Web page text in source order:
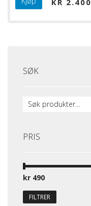
KR 2.400
SØK
PRIS
FILTRER
kr 490